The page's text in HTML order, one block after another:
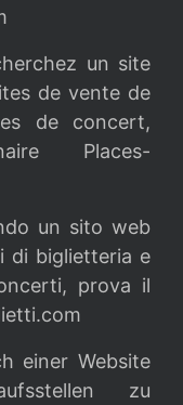
un site
de vente de
de concert,
Places-
un sito web
di biglietteria e
, prova il
einer Website
zu